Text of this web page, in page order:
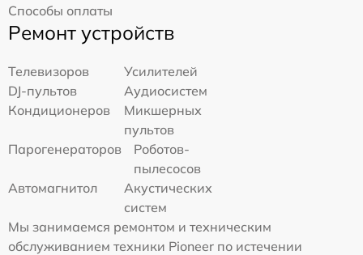
Способы оплаты
Ремонт устройств
Телевизоров
Усилителей
DJ-пультов
Аудиосистем
Кондиционеров
Микшерных
пультов
Парогенераторов
Роботов-
пылесосов
Автомагнитол
Акустических
систем
Мы занимаемся ремонтом и техническим
обслуживанием техники Pioneer по истечении